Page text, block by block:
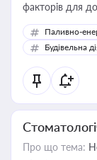
факторів для
Паливно-
Будівельна
Про що тема: